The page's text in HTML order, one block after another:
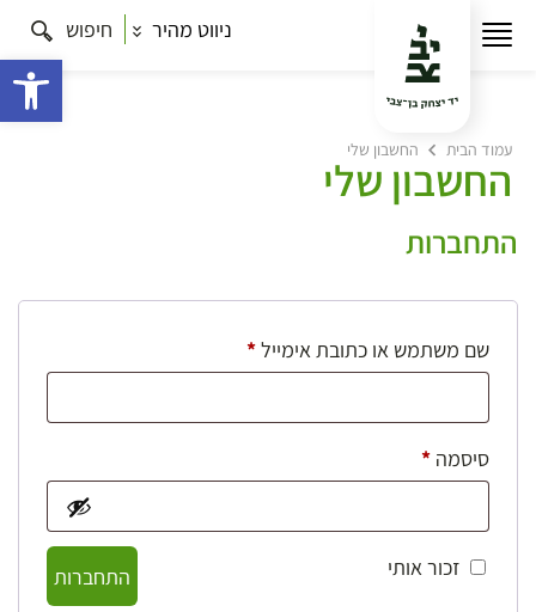
ניווט מהיר חיפוש
עמוד הבית החשבון שלי
החשבון שלי
התחברות
שם משתמש או כתובת אימייל*חובה
סיסמה *חובה
זכור אותי
התחברות